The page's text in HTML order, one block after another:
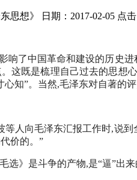
思想》 日期：2017-02-05 点击
响了中国革命和建设的历史
这既是梳理自己过去的思想
知”。当然,毛泽东对自著的
等人向毛泽东汇报工作时,说
价的。”
选》是斗争的产物,是“逼”出